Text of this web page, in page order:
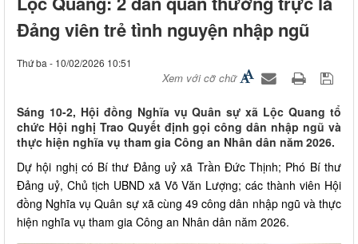
Đảng viên trẻ tình nguyện nhập ngũ
Thứ ba - 10/02/2026 10:51
Xem với cỡ chữ
Sáng 10-2, Hội đồng Nghĩa vụ Quân sự xã Lộc Quang tổ
chức Hội nghị Trao Quyết định gọi công dân nhập ngũ và
thực hiện nghĩa vụ tham gia Công an Nhân dân năm 2026.
Dự hội nghị có Bí thư Đảng uỷ xã Trần Đức Thịnh; Phó Bí thư
Đảng uỷ, Chủ tịch UBND xã Võ Văn Lượng; các thành viên Hội
đồng Nghĩa vụ Quân sự xã cùng 49 công dân nhập ngũ và thực
hiện nghĩa vụ tham gia Công an Nhân dân năm 2026.